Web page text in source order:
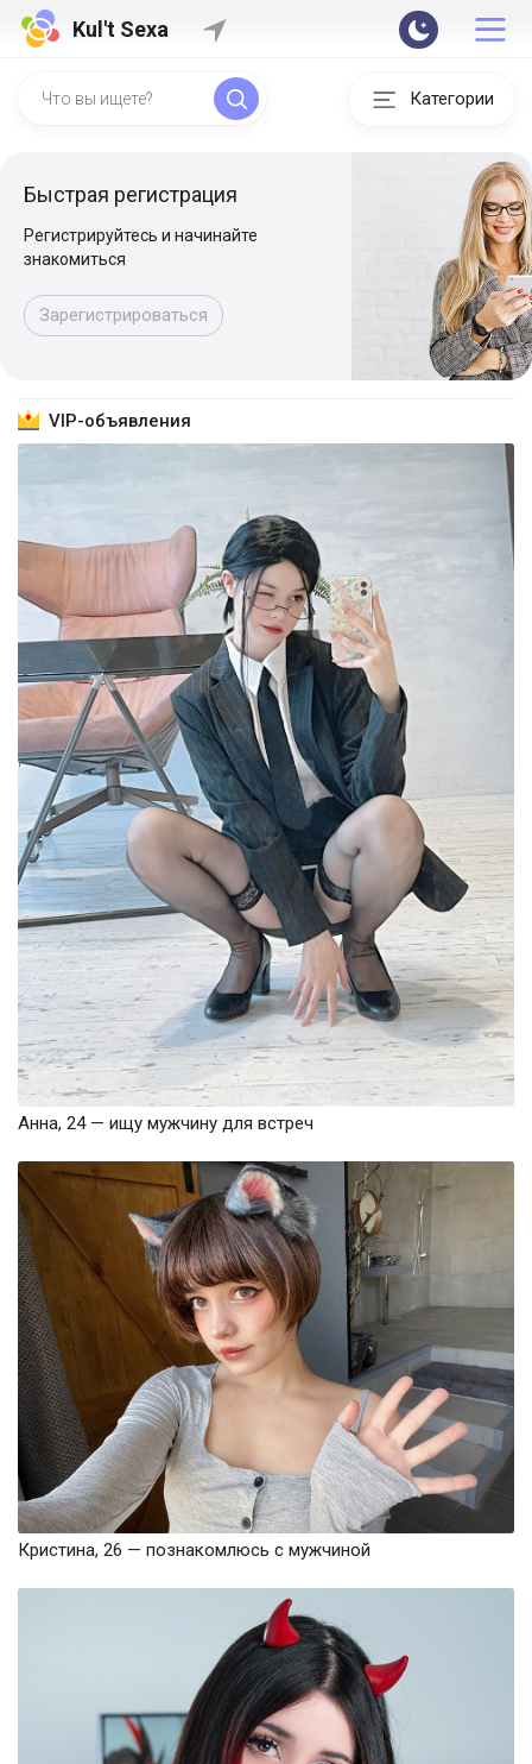
Kul't Sexa
Категории
Быстрая регистрация
Регистрируйтесь и начинайте
знакомиться
Зарегистрироваться
VIP-объявления
Анна, 24 — ищу мужчину для встреч
Кристина, 26 — познакомлюсь с мужчиной